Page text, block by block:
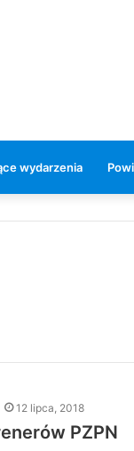
wydarzenia
12 lipca, 2018
PZPN